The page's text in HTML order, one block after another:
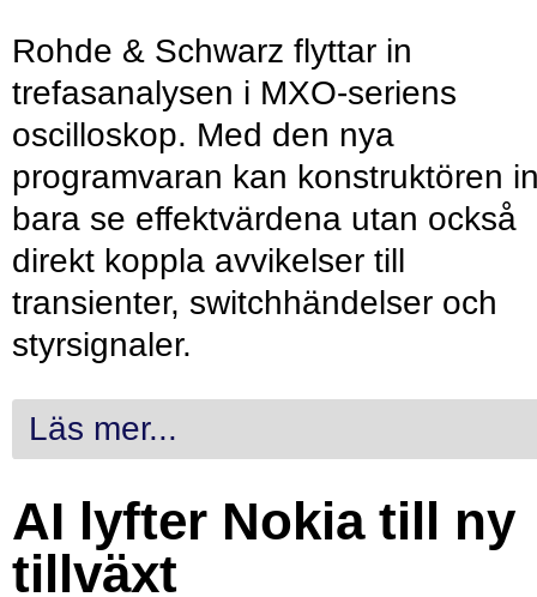
Rohde & Schwarz flyttar in
trefasanalysen i MXO-seriens
oscilloskop. Med den nya
programvaran kan konstruktören
bara se effektvärdena utan också
direkt koppla avvikelser till
transienter, switchhändelser och
styrsignaler.
Läs mer...
AI lyfter Nokia till ny
tillväxt